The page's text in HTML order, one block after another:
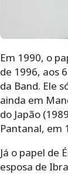
Em 1990, o
de 1996, aos
da Band. Ele
ainda em
do Japão
Pantanal, em
Já o papel de
esposa de